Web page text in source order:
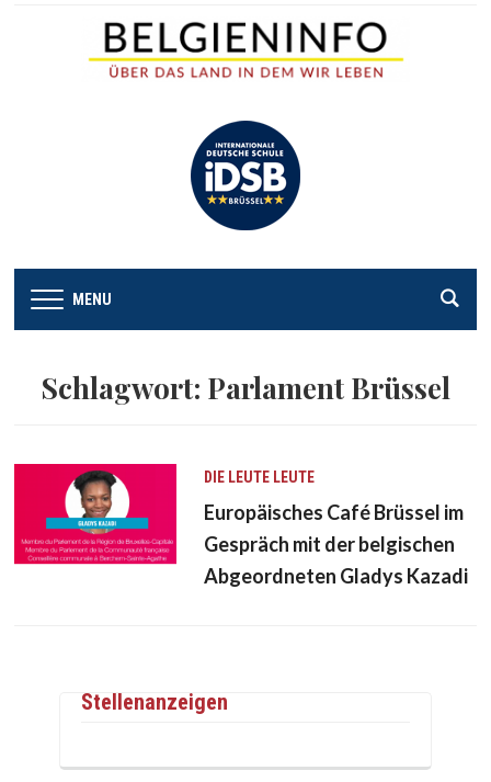
MENU
Schlagwort: Parlament Brüssel
DIE LEUTE LEUTE
Europäisches Café Brüssel im
Gespräch mit der belgischen
Abgeordneten Gladys Kazadi
Stellenanzeigen